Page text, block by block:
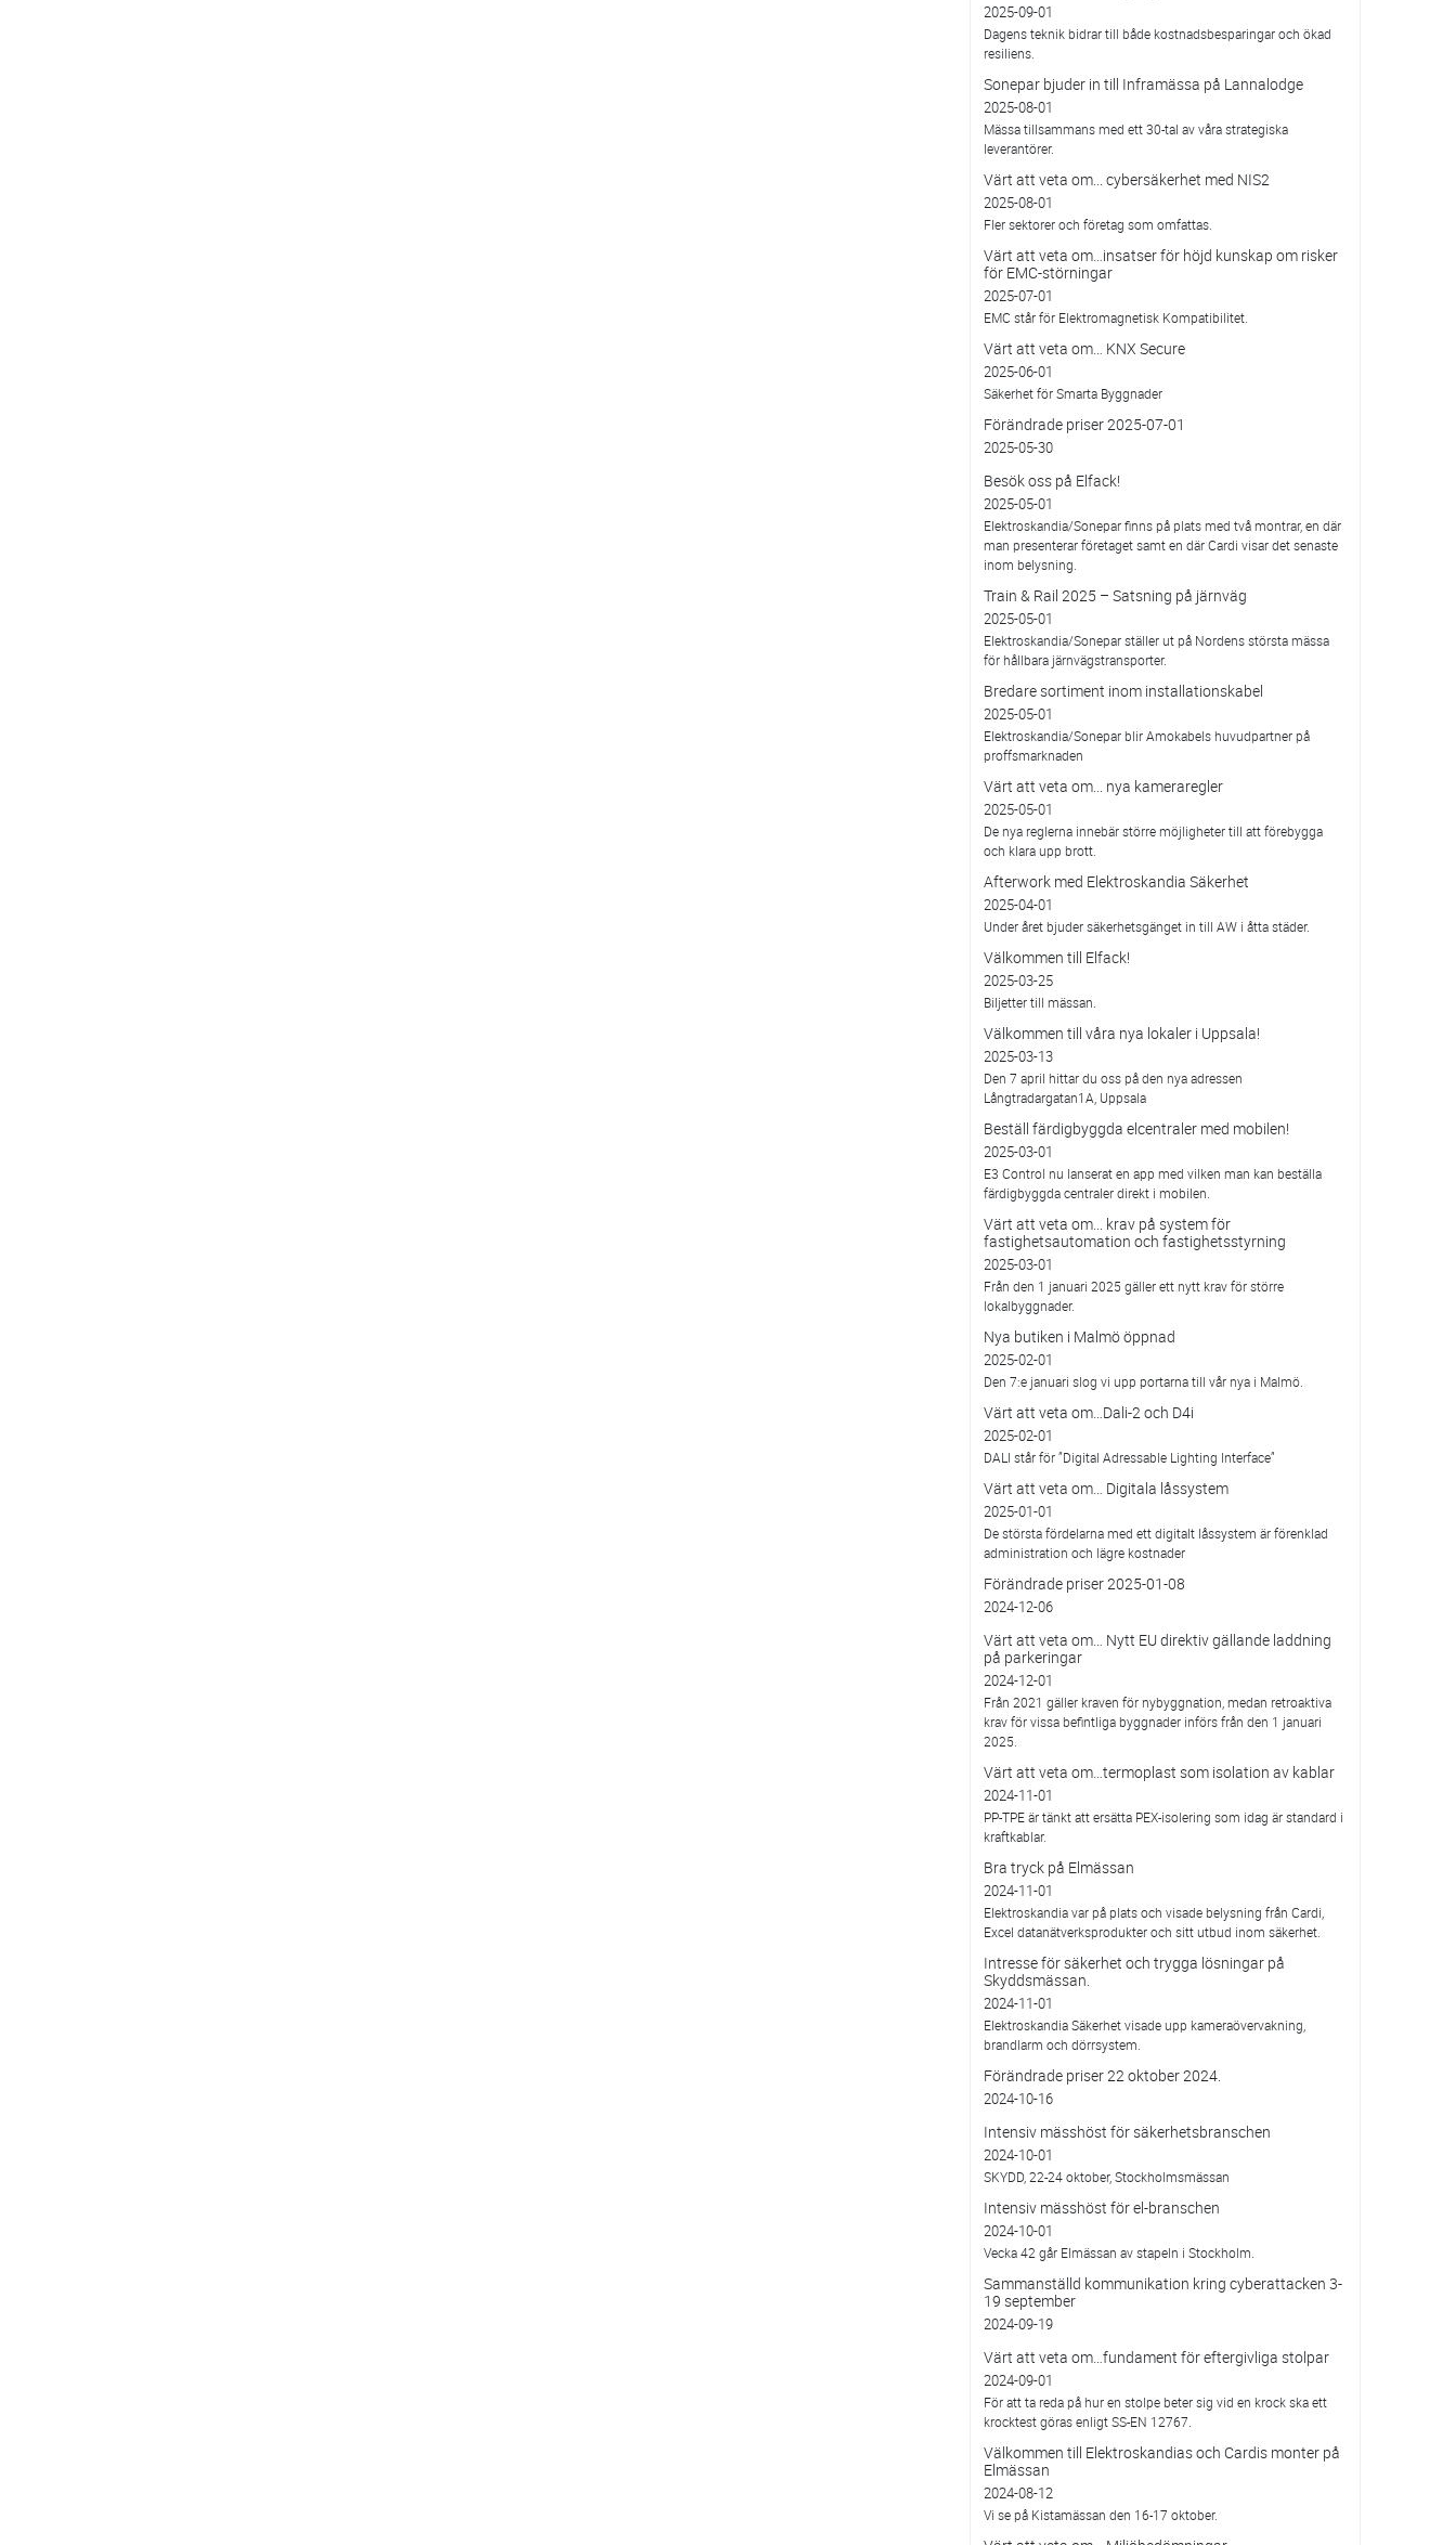
2025-09-01
Dagens teknik bidrar till både kostnadsbesparingar och ökad
resiliens.
Sonepar bjuder in till Inframässa på Lannalodge
2025-08-01
Mässa tillsammans med ett 30-tal av våra strategiska
leverantörer.
Värt att veta om... cybersäkerhet med NIS2
2025-08-01
Fler sektorer och företag som omfattas.
Värt att veta om…insatser för höjd kunskap om risker
för EMC-störningar
2025-07-01
EMC står för Elektromagnetisk Kompatibilitet.
Värt att veta om… KNX Secure
2025-06-01
Säkerhet för Smarta Byggnader
Förändrade priser 2025-07-01
2025-05-30
Besök oss på Elfack!
2025-05-01
Elektroskandia/Sonepar finns på plats med två montrar, en där
man presenterar företaget samt en där Cardi visar det senaste
inom belysning.
Train & Rail 2025 – Satsning på järnväg
2025-05-01
Elektroskandia/Sonepar ställer ut på Nordens största mässa
för hållbara järnvägstransporter.
Bredare sortiment inom installationskabel
2025-05-01
Elektroskandia/Sonepar blir Amokabels huvudpartner på
proffsmarknaden
Värt att veta om... nya kameraregler
2025-05-01
De nya reglerna innebär större möjligheter till att förebygga
och klara upp brott.
Afterwork med Elektroskandia Säkerhet
2025-04-01
Under året bjuder säkerhetsgänget in till AW i åtta städer.
Välkommen till Elfack!
2025-03-25
Biljetter till mässan.
Välkommen till våra nya lokaler i Uppsala!
2025-03-13
Den 7 april hittar du oss på den nya adressen
Långtradargatan1A, Uppsala
Beställ färdigbyggda elcentraler med mobilen!
2025-03-01
E3 Control nu lanserat en app med vilken man kan beställa
färdigbyggda centraler direkt i mobilen.
Värt att veta om... krav på system för
fastighetsautomation och fastighetsstyrning
2025-03-01
Från den 1 januari 2025 gäller ett nytt krav för större
lokalbyggnader.
Nya butiken i Malmö öppnad
2025-02-01
Den 7:e januari slog vi upp portarna till vår nya i Malmö.
Värt att veta om…Dali-2 och D4i
2025-02-01
DALI står för ”Digital Adressable Lighting Interface”
Värt att veta om… Digitala låssystem
2025-01-01
De största fördelarna med ett digitalt låssystem är förenklad
administration och lägre kostnader
Förändrade priser 2025-01-08
2024-12-06
Värt att veta om… Nytt EU direktiv gällande laddning
på parkeringar
2024-12-01
Från 2021 gäller kraven för nybyggnation, medan retroaktiva
krav för vissa befintliga byggnader införs från den 1 januari
2025.
Värt att veta om…termoplast som isolation av kablar
2024-11-01
PP-TPE är tänkt att ersätta PEX-isolering som idag är standard i
kraftkablar.
Bra tryck på Elmässan
2024-11-01
Elektroskandia var på plats och visade belysning från Cardi,
Excel datanätverksprodukter och sitt utbud inom säkerhet.
Intresse för säkerhet och trygga lösningar på
Skyddsmässan.
2024-11-01
Elektroskandia Säkerhet visade upp kameraövervakning,
brandlarm och dörrsystem.
Förändrade priser 22 oktober 2024.
2024-10-16
Intensiv mässhöst för säkerhetsbranschen
2024-10-01
SKYDD, 22-24 oktober, Stockholmsmässan
Intensiv mässhöst för el-branschen
2024-10-01
Vecka 42 går Elmässan av stapeln i Stockholm.
Sammanställd kommunikation kring cyberattacken 3-
19 september
2024-09-19
Värt att veta om…fundament för eftergivliga stolpar
2024-09-01
För att ta reda på hur en stolpe beter sig vid en krock ska ett
krocktest göras enligt SS-EN 12767.
Välkommen till Elektroskandias och Cardis monter på
Elmässan
2024-08-12
Vi se på Kistamässan den 16-17 oktober.